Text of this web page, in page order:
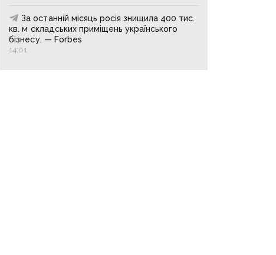
За останній місяць росія знищила 400 тис.
кв. м складських приміщень українського
бізнесу, — Forbes
14:01